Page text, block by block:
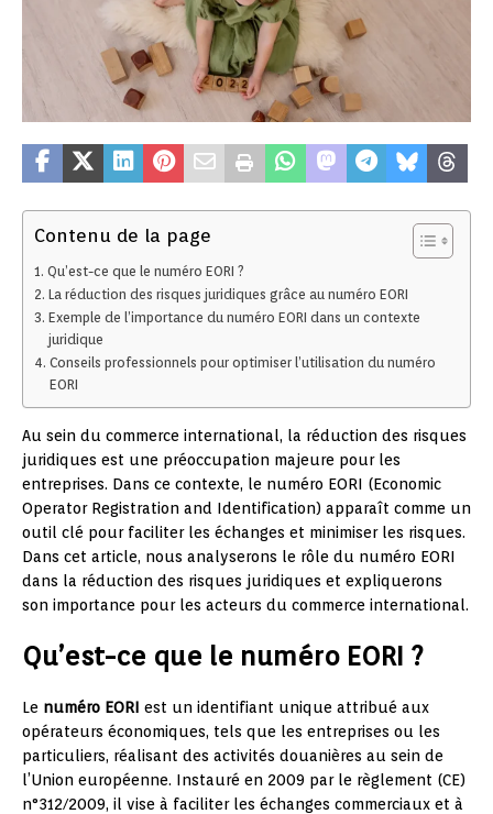
Contenu de la page
Qu’est-ce que le numéro EORI ?
La réduction des risques juridiques grâce au numéro EORI
Exemple de l’importance du numéro EORI dans un contexte
juridique
Conseils professionnels pour optimiser l’utilisation du numéro
EORI
Au sein du commerce international, la réduction des risques
juridiques est une préoccupation majeure pour les
entreprises. Dans ce contexte, le numéro EORI (Economic
Operator Registration and Identification) apparaît comme un
outil clé pour faciliter les échanges et minimiser les risques.
Dans cet article, nous analyserons le rôle du numéro EORI
dans la réduction des risques juridiques et expliquerons
son importance pour les acteurs du commerce international.
Qu’est-ce que le numéro EORI ?
Le numéro EORI est un identifiant unique attribué aux
opérateurs économiques, tels que les entreprises ou les
particuliers, réalisant des activités douanières au sein de
l’Union européenne. Instauré en 2009 par le règlement (CE)
n°312/2009, il vise à faciliter les échanges commerciaux et à